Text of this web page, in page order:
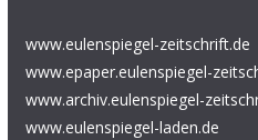
www.eulenspiegel-zeitschrift.de
www.epaper.eulenspiegel-
www.archiv.eulenspiegel-
www.eulenspiegel-laden.de